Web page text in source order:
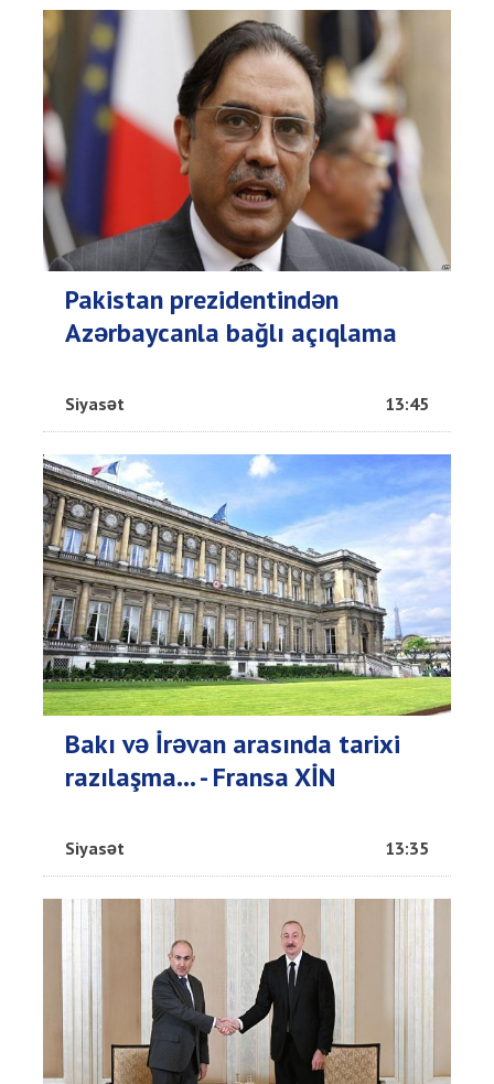
Pakistan prezidentindən
Azərbaycanla bağlı açıqlama
Siyasət 13:45
Bakı və İrəvan arasında tarixi
razılaşma... - Fransa XİN
Siyasət 13:35